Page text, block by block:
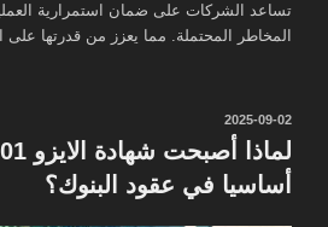
تساعد الشركات على ضمان استمرارية
المخاطر المحتملة. مما يعزز من قدرتها على
نُشر
في
2025-09-02
أساسيا في عقود البنوك؟